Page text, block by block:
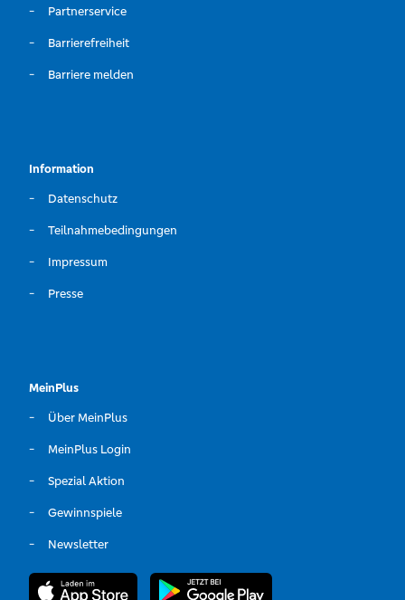
Partnerservice
Barrierefreiheit
Barriere melden
Information
Datenschutz
Teilnahmebedingungen
Impressum
Presse
MeinPlus
Über MeinPlus
MeinPlus Login
Spezial Aktion
Gewinnspiele
Newsletter